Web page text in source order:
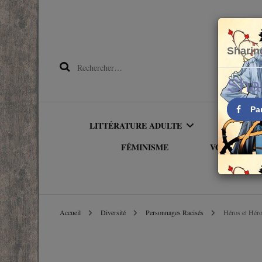
Rechercher :
LITTÉRATURE ADULTE
LITTÉRATURE
FÉMINISME VOYAGER
Accueil Diversité Personnages Racisés Héros et